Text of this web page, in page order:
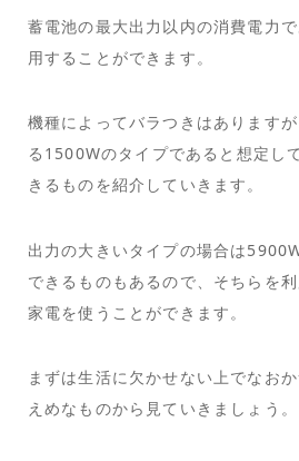
蓄電池の最大出力以内の消費電力
用することができます。
機種によってバラつきはあります
る1500Wのタイプであると想定し
きるものを紹介していきます。
出力の大きいタイプの場合は
できるものもあるので、そちらを
家電を使うことができます。
まずは生活に欠かせない上でなお
えめなものから見ていきましょう。